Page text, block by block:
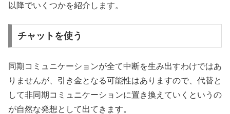
以降でいくつかを紹介します。
チャットを使う
同期コミュニケーションが全て中断を生み出すわけではあ
りませんが、引き金となる可能性はありますので、代替と
して非同期コミュニケーションに置き換えていくというの
が自然な発想として出てきます。